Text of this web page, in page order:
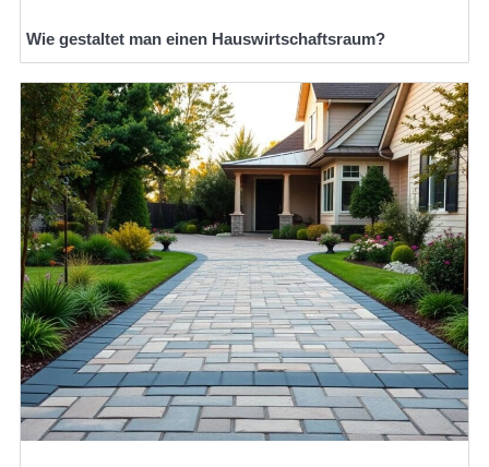
Wie gestaltet man einen Hauswirtschaftsraum?